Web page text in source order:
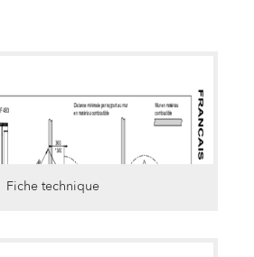
Fiche technique